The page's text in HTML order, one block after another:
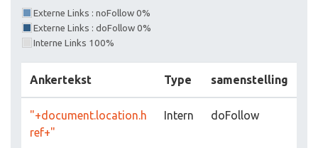
Externe Links : noFollow 0%
Externe Links : doFollow 0%
Interne Links 100%
Ankertekst Type samenstelling
"+document.location.h
ref+"
Intern doFollow